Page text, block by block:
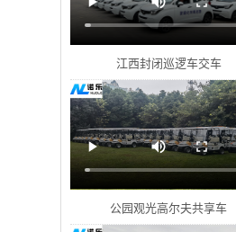
江西封闭巡逻车交车
公园观光高尔夫共享车